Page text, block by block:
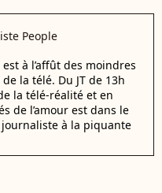
People
à l’affût des moindres
la télé. Du JT de 13h
la télé-réalité et en
de l’amour est dans le
journaliste à la piquante